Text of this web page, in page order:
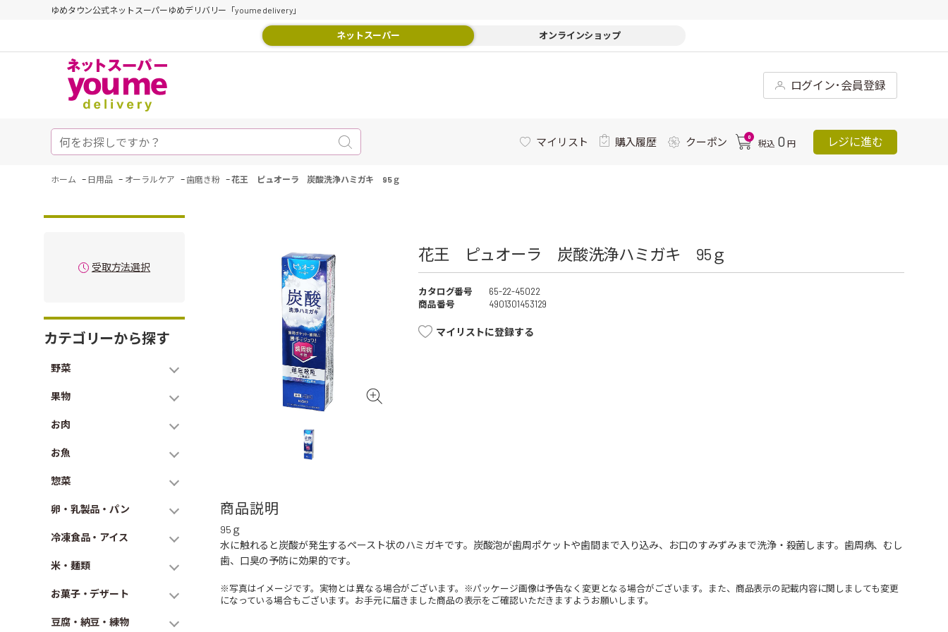
ゆめタウン公式ネットスーパーゆめデリバリー「youme delivery」
ネットスーパー オンラインショップ
ログイン･会員登録
マイリスト 購入履歴 クーポン 0
税込 0 円 レジに進む
ホーム - 日用品 - オーラルケア -歯磨き粉 -花王 ピュオーラ 炭酸洗浄ハミガキ 95ｇ
受取方法選択
カテゴリーから探す
野菜
果物
お肉
お魚
惣菜
卵・乳製品・パン
冷凍食品・アイス
米・麺類
お菓子・デザート
豆腐・納豆・練物
花王 ピュオーラ 炭酸洗浄ハミガキ 95ｇ
カタログ番号
65-22-45022
商品番号
4901301453129
マイリストに登録する
商品説明
95ｇ
水に触れると炭酸が発生するペースト状のハミガキです。炭酸泡が歯周ポケットや歯間まで入り込み、お口のすみずみまで洗浄・殺菌します。歯周病、むし
歯、口臭の予防に効果的です。
※写真はイメージです。実物とは異なる場合がございます。※パッケージ画像は予告なく変更となる場合がございます。また、商品表示の記載内容に関しましても変更
になっている場合もございます。お手元に届きました商品の表示をご確認いただきますようお願いします。